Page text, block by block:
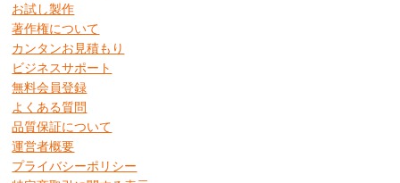
お試し製作
著作権について
カンタンお見積もり
ビジネスサポート
無料会員登録
よくある質問
品質保証について
運営者概要
プライバシーポリシー